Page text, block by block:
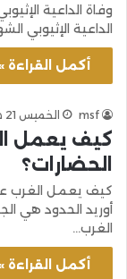
وفاة الداعية
الداعية الإثيوبي
أكمل القراءة
msf الخميس 21 صفر 1442هـ 8-10-2020م
كيف يعمل
الحضارات؟
كيف يعمل الغرب
أوريد الحدود هي
الغرب…
أكمل القراءة